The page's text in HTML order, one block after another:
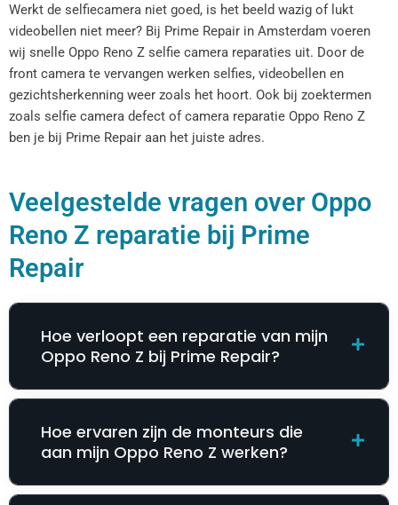
Werkt de selfiecamera niet goed, is het beeld wazig of lukt
videobellen niet meer? Bij Prime Repair in Amsterdam voeren
wij snelle Oppo Reno Z selfie camera reparaties uit. Door de
front camera te vervangen werken selfies, videobellen en
gezichtsherkenning weer zoals het hoort. Ook bij zoektermen
zoals selfie camera defect of camera reparatie Oppo Reno Z
ben je bij Prime Repair aan het juiste adres.
Veelgestelde vragen over Oppo
Reno Z reparatie bij Prime
Repair
Hoe verloopt een reparatie van mijn
Oppo Reno Z bij Prime Repair?
Hoe ervaren zijn de monteurs die
aan mijn Oppo Reno Z werken?